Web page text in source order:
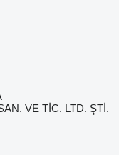
VE TİC. LTD. ŞTİ.